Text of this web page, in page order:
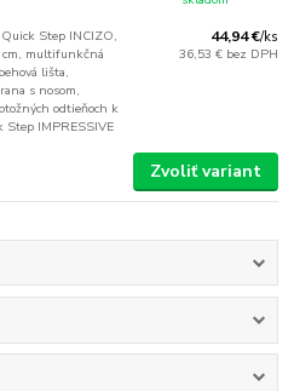
Step INCIZO,
multifunkčná
lišta,
s nosom,
odtieňoch k
Step IMPRESSIVE
44,94 €/ks
36,53 € bez DPH
Zvoliť variant